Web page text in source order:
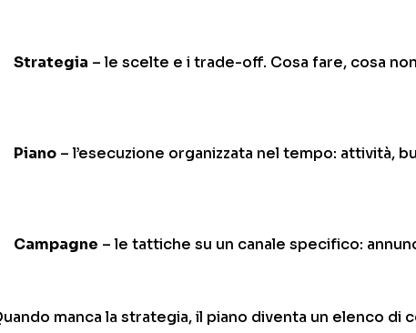
Strategia – le scelte e i trade-off. Cosa fare, cosa
Piano – l’esecuzione organizzata nel tempo: attività,
Campagne – le tattiche su un canale specifico:
manca la strategia, il piano diventa un elenco di